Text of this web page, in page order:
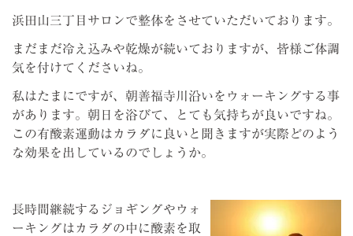
浜田山三丁目サロンで整体をさせていただいております。
まだまだ冷え込みや乾燥が続いておりますが、皆様ご体調
気を付けてくださいね。
私はたまにですが、朝善福寺川沿いをウォーキングする事
があります。朝日を浴びて、とても気持ちが良いですね。
この有酸素運動はカラダに良いと聞きますが実際どのよう
な効果を出しているのでしょうか。
長時間継続するジョギングやウォ
ーキングはカラダの中に酸素を取